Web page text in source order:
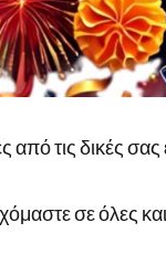
από τις δικές
σε όλες